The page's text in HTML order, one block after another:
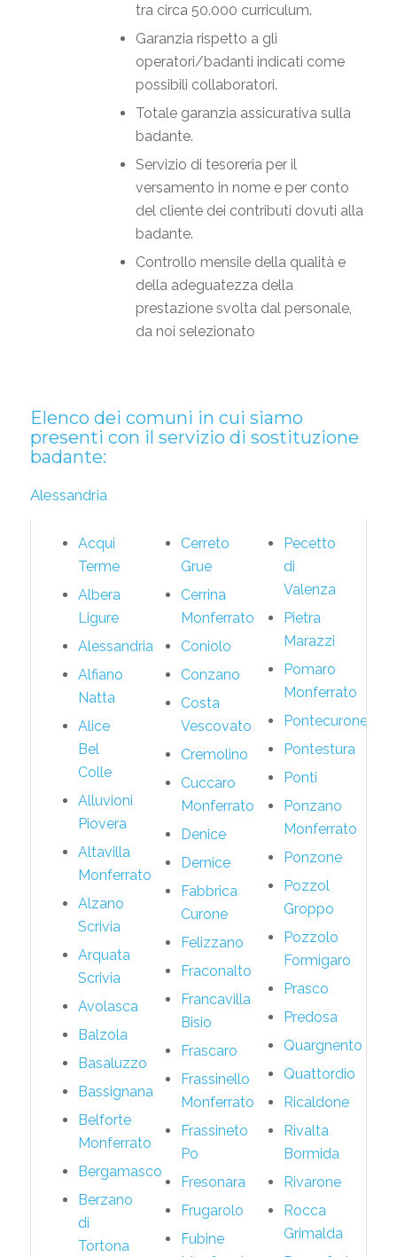
tra circa 50.000 curriculum.
Garanzia rispetto a gli
operatori/badanti indicati come
possibili collaboratori.
Totale garanzia assicurativa sulla
badante.
Servizio di tesoreria per il
versamento in nome e per conto
del cliente dei contributi dovuti alla
badante.
Controllo mensile della qualità e
della adeguatezza della
prestazione svolta dal personale,
da noi selezionato
Elenco dei comuni in cui siamo
presenti con il servizio di sostituzione
badante:
Alessandria
Acqui
Terme
Albera
Ligure
Alessandria
Alfiano
Natta
Alice
Bel
Colle
Alluvioni
Piovera
Altavilla
Monferrato
Alzano
Scrivia
Arquata
Scrivia
Avolasca
Balzola
Basaluzzo
Bassignana
Belforte
Monferrato
Bergamasco
Berzano
di
Tortona
Cerreto
Grue
Cerrina
Monferrato
Coniolo
Conzano
Costa
Vescovato
Cremolino
Cuccaro
Monferrato
Denice
Dernice
Fabbrica
Curone
Felizzano
Fraconalto
Francavilla
Bisio
Frascaro
Frassinello
Monferrato
Frassineto
Po
Fresonara
Frugarolo
Fubine
Pecetto
di
Valenza
Pietra
Marazzi
Pomaro
Monferrato
Pontecurone
Pontestura
Ponti
Ponzano
Monferrato
Ponzone
Pozzol
Groppo
Pozzolo
Formigaro
Prasco
Predosa
Quargnento
Quattordio
Ricaldone
Rivalta
Bormida
Rivarone
Rocca
Grimalda